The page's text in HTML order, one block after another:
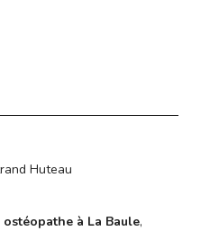
ostéopathe à La Baule,